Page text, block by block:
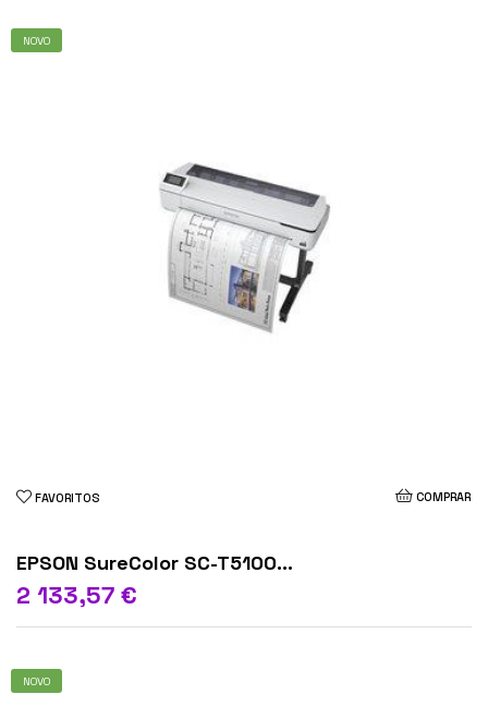
NOVO
FAVORITOS COMPRAR
EPSON SureColor SC-T5100...
2 133,57 €
NOVO